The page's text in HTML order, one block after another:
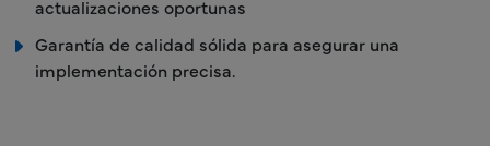
actualizaciones oportunas
Garantía de calidad sólida para asegurar una
implementación precisa.